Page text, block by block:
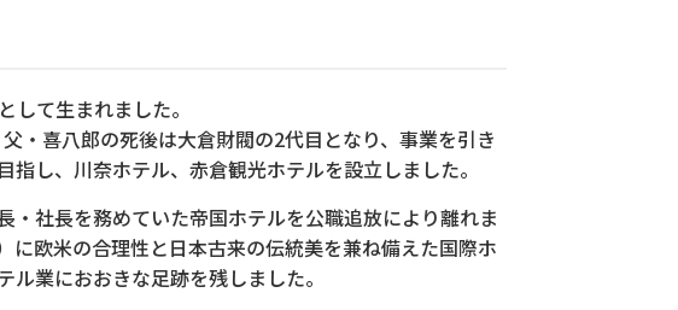
て生まれました。
・喜八郎の死後は大倉財閥の2代目となり、事業を引き
し、川奈ホテル、赤倉観光ホテルを設立しました。
社長を務めていた帝国ホテルを公職追放により離れま
欧米の合理性と日本古来の伝統美を兼ね備えた国際ホ
業におおきな足跡を残しました。